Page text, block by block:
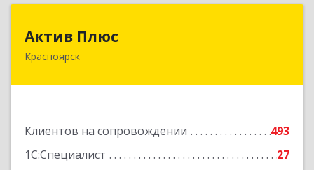
Актив Плюс
Красноярск
Клиентов на сопровождении
493
1С:Специалист
27
660017, Красноярский край, Красноярск г,